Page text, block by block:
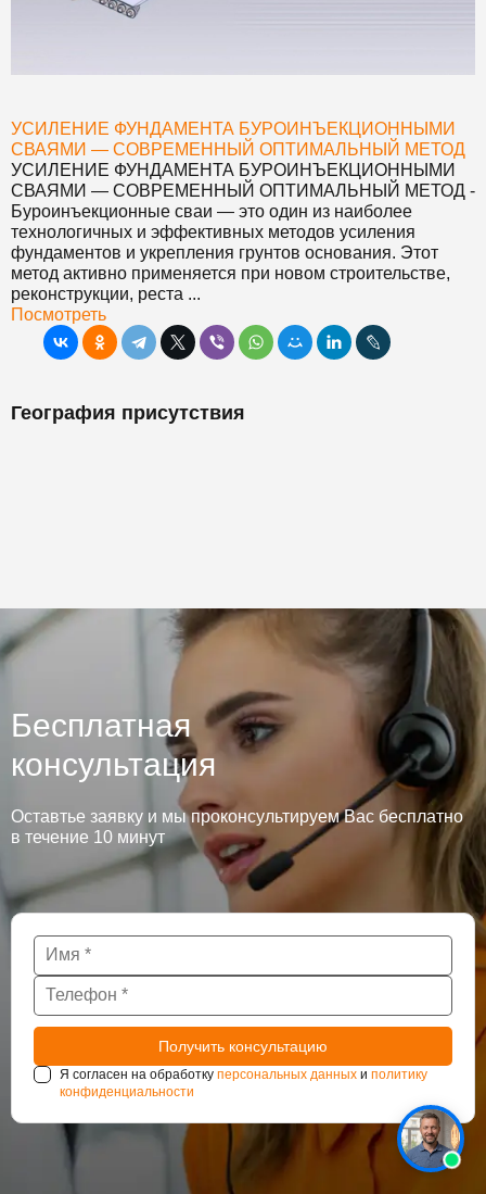
УСИЛЕНИЕ ФУНДАМЕНТА БУРОИНЪЕКЦИОННЫМИ
СВАЯМИ — СОВРЕМЕННЫЙ ОПТИМАЛЬНЫЙ МЕТОД
УСИЛЕНИЕ ФУНДАМЕНТА БУРОИНЪЕКЦИОННЫМИ
СВАЯМИ — СОВРЕМЕННЫЙ ОПТИМАЛЬНЫЙ МЕТОД -
Буроинъекционные сваи — это один из наиболее
технологичных и эффективных методов усиления
фундаментов и укрепления грунтов основания. Этот
метод активно применяется при новом строительстве,
реконструкции, реста ...
Посмотреть
География присутствия
Бесплатная
консультация
Оставтье заявку и мы проконсультируем Вас бесплатно
в течение 10 минут
Я согласен на обработку персональных данных и политику
конфиденциальности